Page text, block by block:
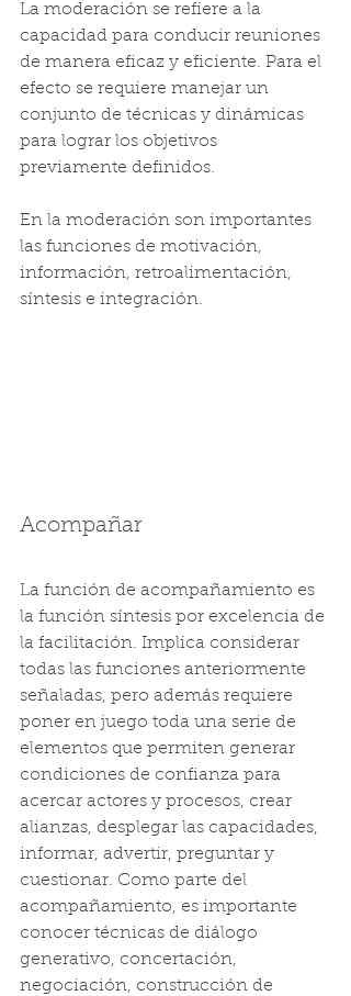
La moderación se refiere a la
capacidad para conducir reuniones
de manera eficaz y eficiente. Para el
efecto se requiere manejar un
conjunto de técnicas y dinámicas
para lograr los objetivos
previamente definidos.
En la moderación son importantes
las funciones de motivación,
información, retroalimentación,
síntesis e integración.
Acompañar
La función de acompañamiento es
la función síntesis por excelencia de
la facilitación. Implica considerar
todas las funciones anteriormente
señaladas, pero además requiere
poner en juego toda una serie de
elementos que permiten generar
condiciones de confianza para
acercar actores y procesos, crear
alianzas, desplegar las capacidades,
informar, advertir, preguntar y
cuestionar. Como parte del
acompañamiento, es importante
conocer técnicas de diálogo
generativo, concertación,
negociación, construcción de